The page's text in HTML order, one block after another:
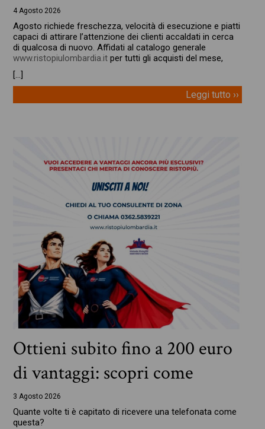
4 Agosto 2026
Agosto richiede freschezza, velocità di esecuzione e piatti
capaci di attirare l’attenzione dei clienti accaldati in cerca
di qualcosa di nuovo. Affidati al catalogo generale
www.ristopiulombardia.itper tutti gli acquisti del mese,
[…]
Leggi tutto ››
Ottieni subito fino a 200 euro
di vantaggi: scopri come
3 Agosto 2026
Quante volte ti è capitato di ricevere una telefonata come
questa?